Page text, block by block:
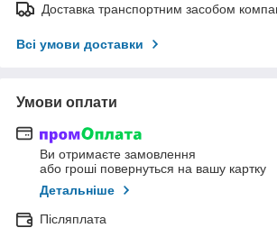
Доставка транспортним засобом
Всі умови доставки
Умови оплати
Ви отримаєте замовлення
або гроші повернуться на вашу картку
Детальніше
Післяплата